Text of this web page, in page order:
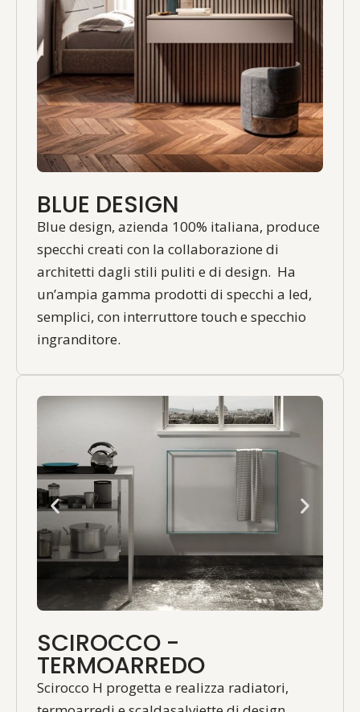
BLUE DESIGN
Blue design, azienda 100% italiana, produce
specchi creati con la collaborazione di
architetti dagli stili puliti e di design. Ha
un’ampia gamma prodotti di specchi a led,
semplici, con interruttore touch e specchio
ingranditore.
SCIROCCO -
TERMOARREDO
Scirocco H progetta e realizza radiatori,